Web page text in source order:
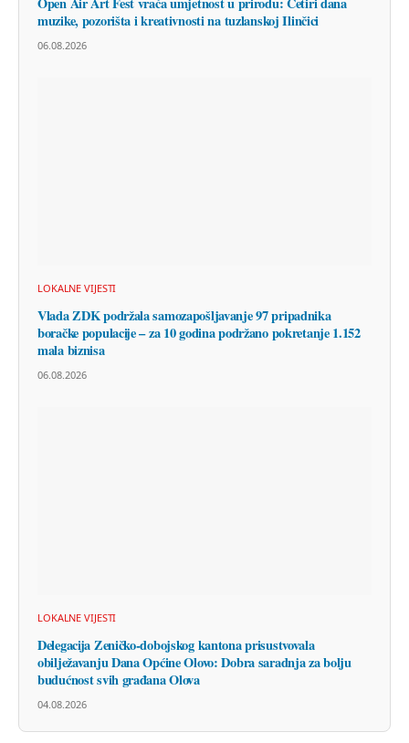
muzike, pozorišta i kreativnosti na tuzlanskoj Ilinčici
06.08.2026
LOKALNE VIJESTI
Vlada ZDK podržala samozapošljavanje 97 pripadnika
boračke populacije – za 10 godina podržano pokretanje 1.152
mala biznisa
06.08.2026
LOKALNE VIJESTI
Delegacija Zeničko-dobojskog kantona prisustvovala
obilježavanju Dana Općine Olovo: Dobra saradnja za bolju
budućnost svih građana Olova
04.08.2026